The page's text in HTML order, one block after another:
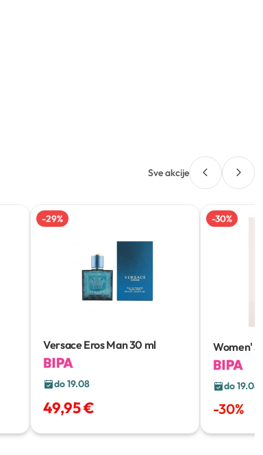
Sve akcije
-29%
Versace Eros Man30 ml
do 19.08
49,95 €
-30%
Women'
do 19.08
-30%